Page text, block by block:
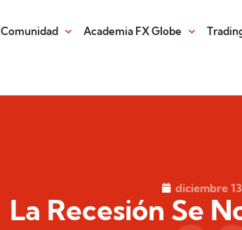
Comunidad Academia FX Globe
diciembre
La Recesión Se